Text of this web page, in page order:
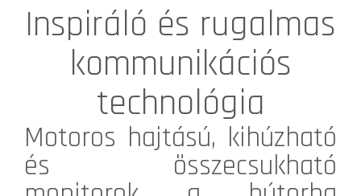
Inspiráló és rugalmas
kommunikációs
technológia
Motoros hajtású, kihúzható
és összecsukható